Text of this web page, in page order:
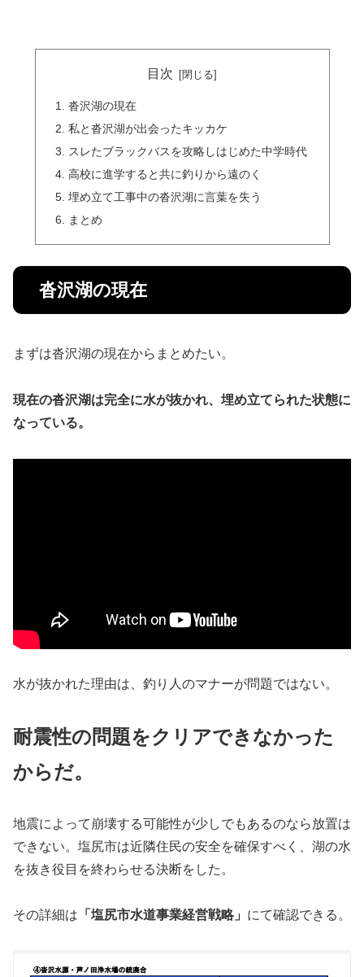
目次
沓沢湖の現在
私と沓沢湖が出会ったキッカケ
スレたブラックバスを攻略しはじめた中学時代
高校に進学すると共に釣りから遠のく
埋め立て工事中の沓沢湖に言葉を失う
まとめ
沓沢湖の現在
まずは沓沢湖の現在からまとめたい。
現在の沓沢湖は完全に水が抜かれ、埋め立てられた状態に
なっている。
水が抜かれた理由は、釣り人のマナーが問題ではない。
耐震性の問題をクリアできなかった
からだ。
地震によって崩壊する可能性が少しでもあるのなら放置は
できない。塩尻市は近隣住民の安全を確保すべく、湖の水
を抜き役目を終わらせる決断をした。
その詳細は 「塩尻市水道事業経営戦略」 にて確認できる。